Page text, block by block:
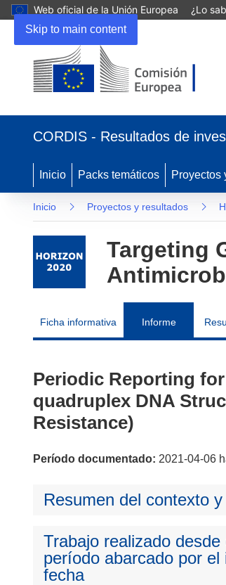
Skip to main content
Web oficial de la Unión Europea ¿Lo
en
nueva
ventana)
CORDIS - Resultados de
Inicio Packs temáticos Proyectos
Inicio Proyectos y resultados
Targeting
Ficha informativa Informe
Periodic Reporting
quadruplex DNA
Resistance)
Período documentado: 2021-04-06
Resumen del contexto
Trabajo realizado
período abarcado por
fecha